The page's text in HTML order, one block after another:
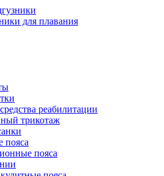
для плавания
реабилитации
трикотаж
пояса
пояса